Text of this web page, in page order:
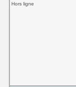
Hors ligne